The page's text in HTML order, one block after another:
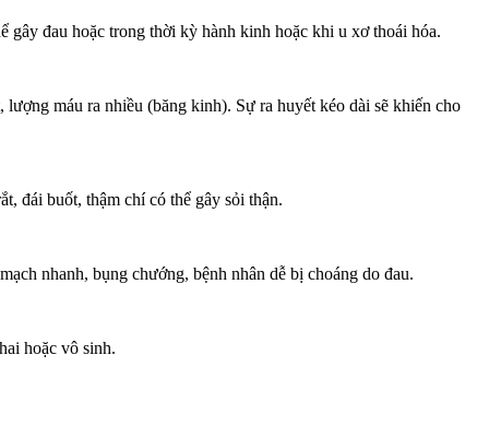
đau hoặc trong thời kỳ hành kinh hoặc khi u xơ thoái hóa.
máu ra nhiều (băng kinh). Sự ra huyết kéo dài sẽ khiến cho
đái buốt, thậm chí có thể gây sỏi thận.
nhanh, bụng chướng, bệnh nhân dễ bị choáng do đau.
hoặc vô sinh.